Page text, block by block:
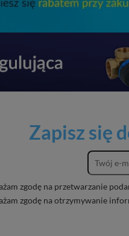
Zapisz się
zgodę na przetwarzanie
zgodę na otrzymywanie